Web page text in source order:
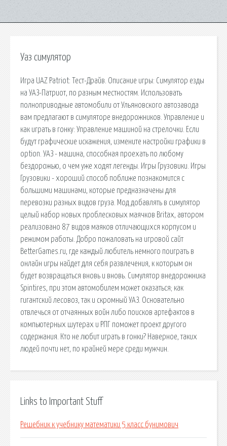
Уаз симулятор
Игра UAZ Patriot: Тест-Драйв. Описание игры: Симулятор езды
на УАЗ-Патриот, по разным местностям. Использовать
полноприводные автомобили от Ульяновского автозавода
вам предлагают в симуляторе внедорожников. Управление и
как играть в гонку: Управление машиной на стрелочки. Если
будут графические искажения, измените настройки графики в
option. УАЗ - машина, способная проехать по любому
бездорожью, о чем уже ходят легенды. Игры Грузовики. Игры
Грузовики - хороший способ поближе познакомится с
большими машинами, которые предназначены для
перевозки разных видов груза. Мод добавлять в симулятор
целый набор новых проблесковых маячков Britax, автором
реализовано 87 видов маяков отличающихся корпусом и
режимом работы. Добро пожаловать на игровой сайт
BetterGames.ru, где каждый любитель немного поиграть в
онлайн игры найдет для себя развлечения, к которым он
будет возвращаться вновь и вновь. Симулятор внедорожника
Spintires, при этом автомобилем может оказаться; как
гигантский лесовоз, так и скромный УАЗ. Основательно
отвлечься от отчаянных войн либо поисков артефактов в
компьютерных шутерах и РПГ поможет проект другого
содержания. Кто не любит играть в гонки? Наверное, таких
людей почти нет, по крайней мере среди мужчин.
Links to Important Stuff
Решебник к учебнику математики 5 класс бунимович